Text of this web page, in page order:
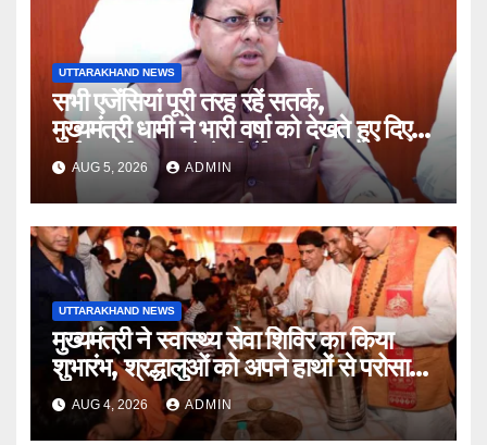
UTTARAKHAND NEWS
सभी एजेंसियां पूरी तरह रहें सतर्क,
मुख्यमंत्री धामी ने भारी वर्षा को देखते हुए दिए
हाई अलर्ट पर रहने के निर्देश
AUG 5, 2026 ADMIN
UTTARAKHAND NEWS
मुख्यमंत्री ने स्वास्थ्य सेवा शिविर का किया
शुभारंभ, श्रद्धालुओं को अपने हाथों से परोसा
भोजन
AUG 4, 2026 ADMIN